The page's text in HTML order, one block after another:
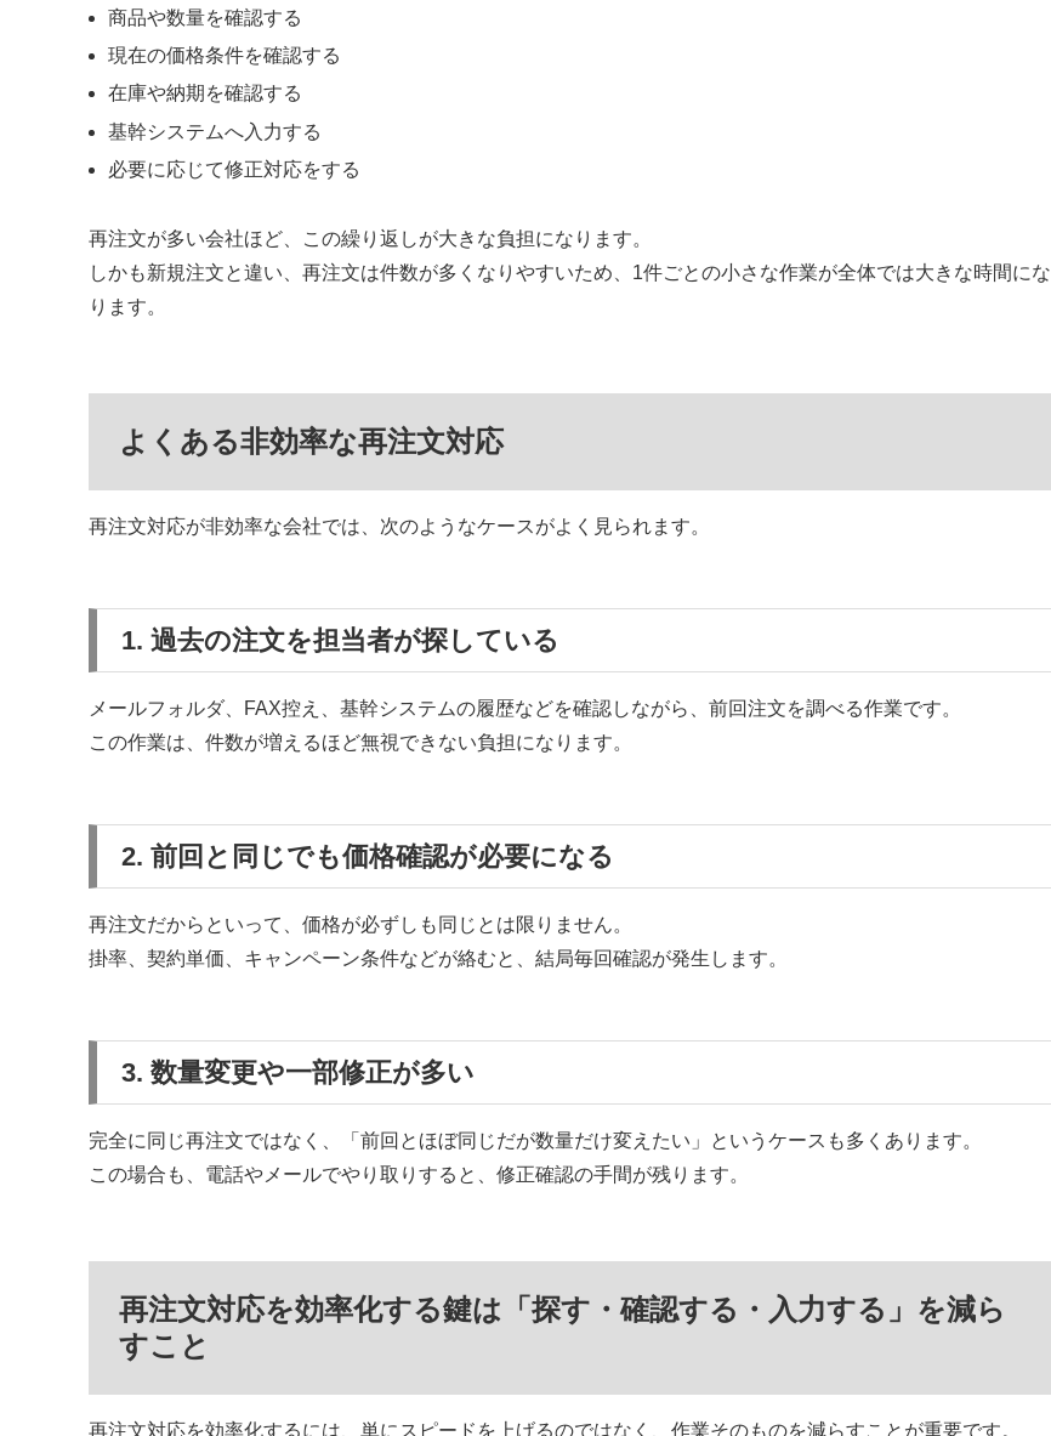
商品や数量を確認する
現在の価格条件を確認する
在庫や納期を確認する
基幹システムへ入力する
必要に応じて修正対応をする
再注文が多い会社ほど、この繰り返しが大きな負担になります。
しかも新規注文と違い、再注文は件数が多くなりやすいため、1件ごとの小さな作業が全体では大きな時間にな
ります。
よくある非効率な再注文対応
再注文対応が非効率な会社では、次のようなケースがよく見られます。
1. 過去の注文を担当者が探している
メールフォルダ、FAX控え、基幹システムの履歴などを確認しながら、前回注文を調べる作業です。
この作業は、件数が増えるほど無視できない負担になります。
2. 前回と同じでも価格確認が必要になる
再注文だからといって、価格が必ずしも同じとは限りません。
掛率、契約単価、キャンペーン条件などが絡むと、結局毎回確認が発生します。
3. 数量変更や一部修正が多い
完全に同じ再注文ではなく、「前回とほぼ同じだが数量だけ変えたい」というケースも多くあります。
この場合も、電話やメールでやり取りすると、修正確認の手間が残ります。
再注文対応を効率化する鍵は「探す・確認する・入力する」を減ら
すこと
再注文対応を効率化するには、単にスピードを上げるのではなく、作業そのものを減らすことが重要です。